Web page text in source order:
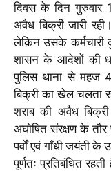
दिवस के दिन गुरुवार
अवैध बिक्री जारी
लेकिन उसके कर्मचारी
शासन के आदेशों की
पुलिस थाना से महज
बिक्री का खेल चलता
शराब की अवैध
अघोषित संरक्षण के
पर्वों एवं गाँधी जयंती के
पूर्णतः प्रतिबंधित